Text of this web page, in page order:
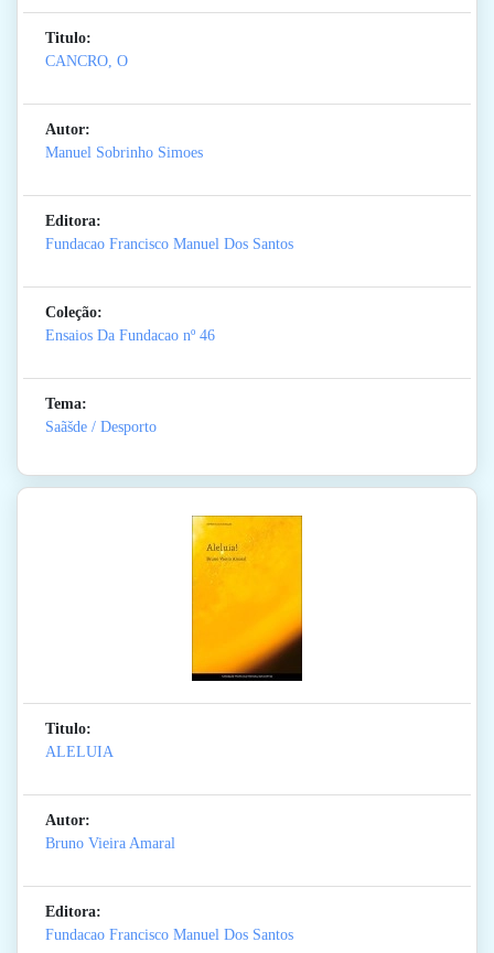
Titulo:
CANCRO, O
Autor:
Manuel Sobrinho Simoes
Editora:
Fundacao Francisco Manuel Dos Santos
Coleção:
Ensaios Da Fundacao nº 46
Tema:
Saãšde / Desporto
Titulo:
ALELUIA
Autor:
Bruno Vieira Amaral
Editora:
Fundacao Francisco Manuel Dos Santos